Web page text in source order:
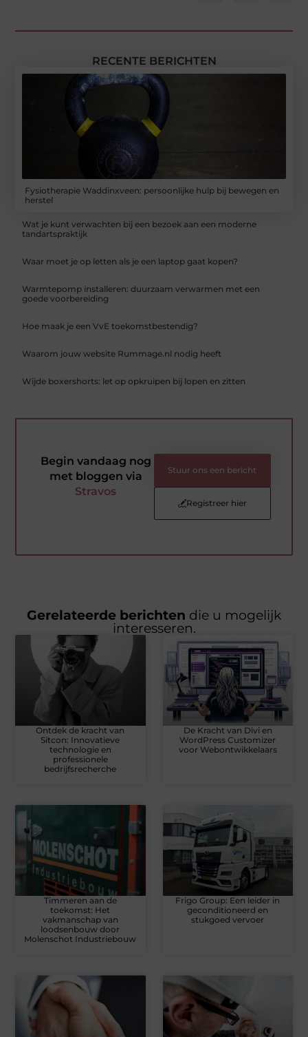
RECENTE BERICHTEN
Fysiotherapie Waddinxveen: persoonlijke hulp bij bewegen en
herstel
Wat je kunt verwachten bij een bezoek aan een moderne
tandartspraktijk
Waar moet je op letten als je een laptop gaat kopen?
Warmtepomp installeren: duurzaam verwarmen met een
goede voorbereiding
Hoe maak je een VvE toekomstbestendig?
Waarom jouw website Rummage.nl nodig heeft
Wijde boxershorts: let op opkruipen bij lopen en zitten
Begin vandaag nog
met bloggen via
Stravos
Stuur ons een bericht
Registreer hier
Gerelateerde berichten die u mogelijk
interesseren.
Ontdek de kracht van
Sitcon: Innovatieve
technologie en
professionele
bedrijfsrecherche
De Kracht van Divi en
WordPress Customizer
voor Webontwikkelaars
Timmeren aan de
toekomst: Het
vakmanschap van
loodsenbouw door
Molenschot Industriebouw
Frigo Group: Een leider in
geconditioneerd en
stukgoed vervoer